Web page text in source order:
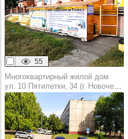
55
Многоквартирный жилой дом
ул. 10 Пятилетки, 34 (г. Новочебоксарск)